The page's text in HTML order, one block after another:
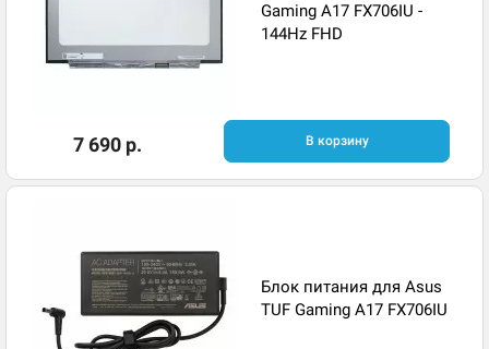
Gaming A17 FX706IU -
144Hz FHD
7 690 р. В корзину
Блок питания для Asus
TUF Gaming A17 FX706IU